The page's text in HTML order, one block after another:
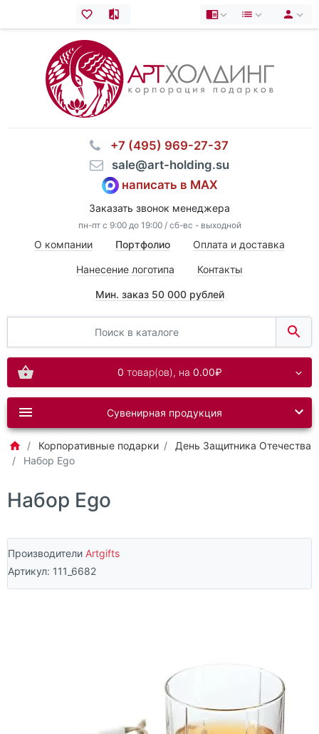
⠀+7 (495) 969-27-37
⠀sale@art-holding.su
написать в MAX
Заказать звонок менеджера
пн-пт с 9:00 до 19:00 / сб-вс - выходной
О компании Портфолио Оплата и доставка
Нанесение логотипа Контакты
Мин. заказ 50 000 рублей
0 товар(ов), на 0.00₽
Сувенирная продукция
Корпоративные подарки
День Защитника Отечества
Набор Ego
Набор Ego
Производители Artgifts
Артикул: 111_6682